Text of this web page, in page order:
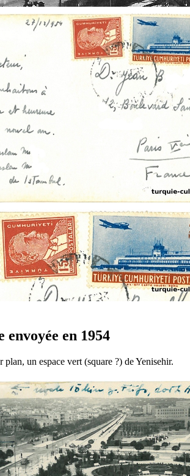
envoyée en 1954
plan, un espace vert (square ?) de Yenisehir.